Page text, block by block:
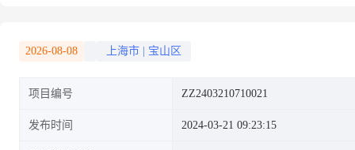
2026-08-08 上海市 宝山区
项目编号 ZZ2403210710021
发布时间 2024-03-21 09:23:15